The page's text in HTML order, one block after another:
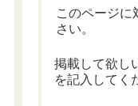
このページに
さい。
掲載して欲し
を記入してく